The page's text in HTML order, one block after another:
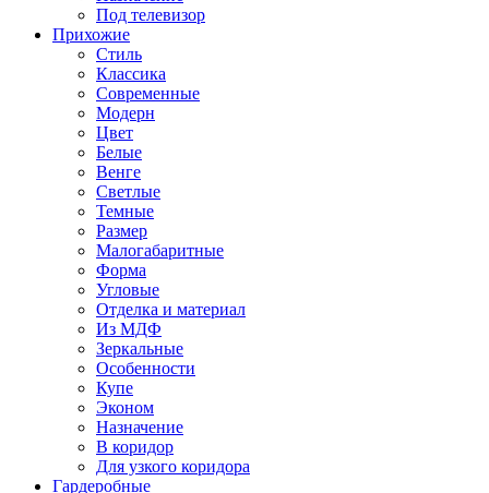
Под телевизор
Прихожие
Стиль
Классика
Современные
Модерн
Цвет
Белые
Венге
Светлые
Темные
Размер
Малогабаритные
Форма
Угловые
Отделка и материал
Из МДФ
Зеркальные
Особенности
Купе
Эконом
Назначение
В коридор
Для узкого коридора
Гардеробные